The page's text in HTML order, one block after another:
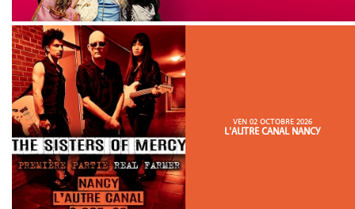
VEN 02 OCTOBRE 2026
L'AUTRE CANAL NANCY